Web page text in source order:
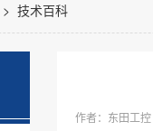
> 技术百科
作者：东田工控